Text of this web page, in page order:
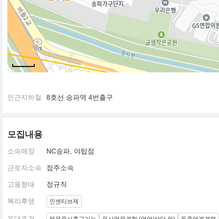
인근지하철 8호선 송파역 4번출구
모집내용
소속매장 NC송파, 야탑점
근로자소속 점주소속
고용형태 정규직
복리후생 인센티브제